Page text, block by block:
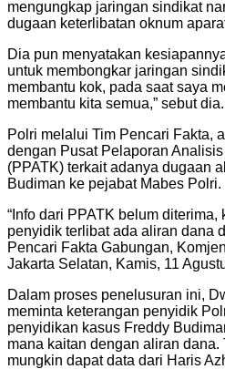
mengungkap jaringan sindikat
dugaan keterlibatan oknum
Dia pun menyatakan
untuk membongkar jaringan
membantu kok, pada saat saya
membantu kita semua,” sebut dia.
Polri melalui Tim Pencari Fakta,
dengan Pusat Pelaporan
(PPATK) terkait adanya dugaan
Budiman ke pejabat Mabes Polri.
“Info dari PPATK belum
penyidik terlibat ada aliran dana
Pencari Fakta Gabungan,
Jakarta Selatan, Kamis, 11
Dalam proses penelusuran ini,
meminta keterangan penyidik
penyidikan kasus Freddy
mana kaitan dengan aliran dana.
mungkin dapat data dari Haris